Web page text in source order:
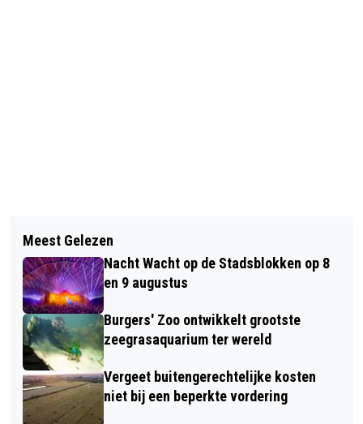
TERUGROEPACTIE WENGER
UNIVERSELE REISADAPTER EN -SET
(TK MAXX) WEGENS ELEKTRISCHE
SCHOKKEN
VRIJWILLIGERSVACATURE VAN DE
WEEK: BIJ DAGBEHANDELING DE
PRAETS
Meest Gelezen
Nacht Wacht op de Stadsblokken op 8
en 9 augustus
Burgers' Zoo ontwikkelt grootste
zeegrasaquarium ter wereld
Vergeet buitengerechtelijke kosten
niet bij een beperkte vordering